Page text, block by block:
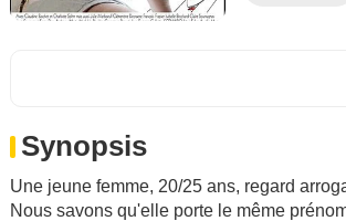
Synopsis
Une jeune femme, 20/25 ans, regard
Nous savons qu'elle porte le même